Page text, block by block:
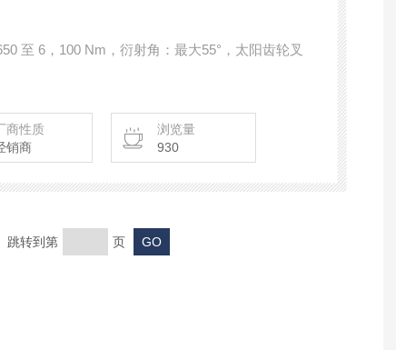
至 6，100 Nm，衍射角：最大55°，太阳齿轮叉
商性质
销商
浏览量
930
跳转到第 页